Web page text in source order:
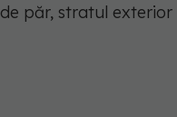
păr, stratul